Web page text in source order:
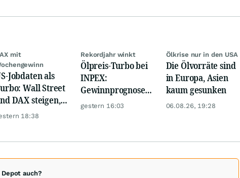
mit
Jobdaten als
Wall Street
DAX steigen,
glänzt
18:38
Rekordjahr winkt
Ölpreis-Turbo bei
INPEX:
Gewinnprognose
schießt auf
gestern 16:03
Ölkrise nur in den USA
Die Ölvorräte sind
in Europa, Asien
kaum gesunken
06.08.26, 19:28
auch?